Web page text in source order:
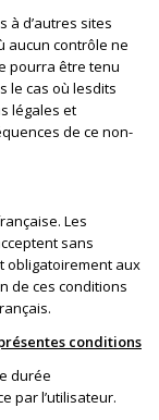
à d’autres sites
aucun contrôle ne
pourra être tenu
le cas où lesdits
légales et
de ce non-
Les
sans
obligatoirement aux
de ces conditions
conditions
durée
par l’utilisateur.